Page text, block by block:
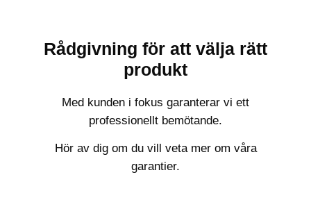
Rådgivning för att välja rätt
produkt
Med kunden i fokus garanterar vi ett
professionellt bemötande.
Hör av dig om du vill veta mer om våra
garantier.